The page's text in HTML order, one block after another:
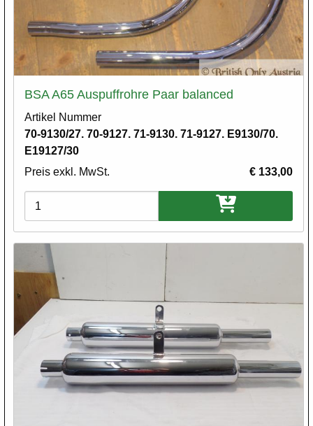
BSA A65 Auspuffrohre Paar balanced
Artikel Nummer
70-9130/27. 70-9127. 71-9130. 71-9127. E9130/70.
E19127/30
Preis exkl. MwSt.
€ 133,00
Varianten